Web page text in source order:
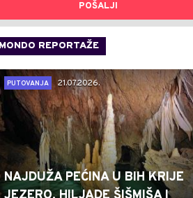
POŠALJI
MONDO REPORTAŽE
PUTOVANJA
21.07.2026.
NAJDUŽA PEĆINA U BIH KRIJE